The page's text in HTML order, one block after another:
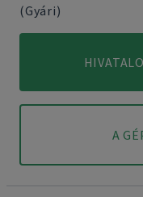
(Gyári)
A